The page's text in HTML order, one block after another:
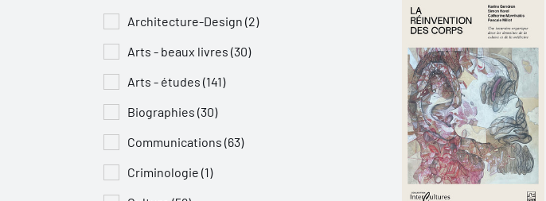
Architecture-Design (2)
Arts - beaux livres (30)
Arts - études (141)
Biographies (30)
Communications (63)
Criminologie (1)